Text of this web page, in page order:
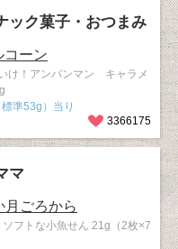
ック菓子・おつまみ
コーン
け！アンパンマン キャラメ
準53g）当り
3366175
マ
月ごろから
ソフトな小魚せん 21g（2枚×7